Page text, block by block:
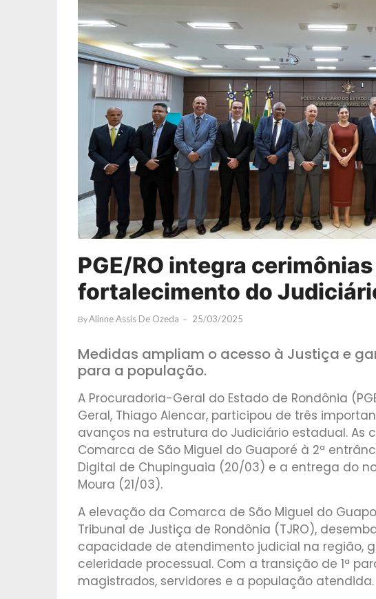
PGE/RO integra
fortalecimento do
ByAlinne Assis De Ozeda 25/03/2025
Medidas ampliam o acesso à Justiça e
para a população.
A Procuradoria-Geral do Estado de Rondônia
Geral, Thiago Alencar, participou de três
avanços na estrutura do Judiciário estadual. As
Comarca de São Miguel do Guaporé à 2ª
Digital de Chupinguaia (20/03) e a entrega do
Moura (21/03).
A elevação da Comarca de São Miguel do
Tribunal de Justiça de Rondônia (TJRO),
capacidade de atendimento judicial na região,
celeridade processual. Com a transição de 1ª
magistrados, servidores e a população atendida.